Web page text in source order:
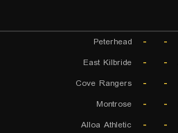
-
-
Peterhead
-
-
East Kilbride
-
-
Cove Rangers
-
-
Montrose
-
-
Alloa Athletic